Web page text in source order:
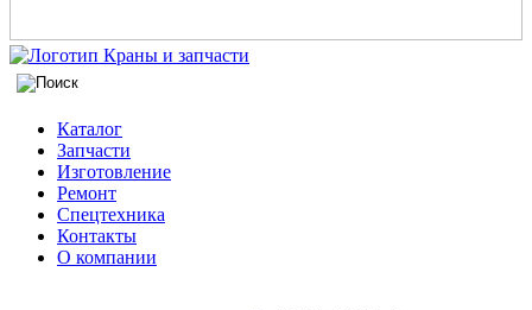
Каталог
Запчасти
Изготовление
Ремонт
Спецтехника
Контакты
О компании